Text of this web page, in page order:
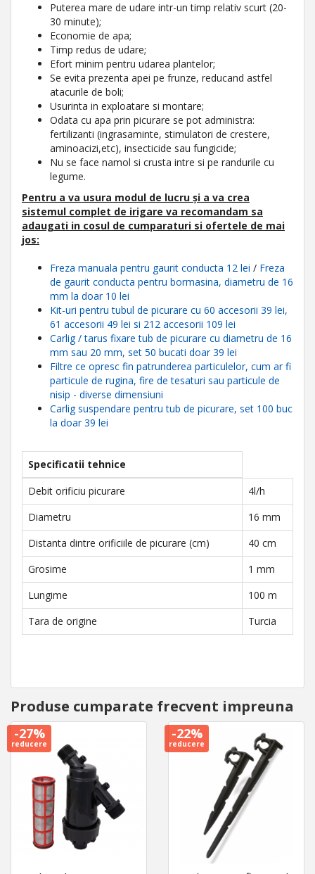
Puterea mare de udare intr-un timp relativ scurt (20-
30 minute);
Economie de apa;
Timp redus de udare;
Efort minim pentru udarea plantelor;
Se evita prezenta apei pe frunze, reducand astfel
atacurile de boli;
Usurinta in exploatare si montare;
Odata cu apa prin picurare se pot administra:
fertilizanti (ingrasaminte, stimulatori de crestere,
aminoacizi,etc), insecticide sau fungicide;
Nu se face namol si crusta intre si pe randurile cu
legume.
Pentru a va usura modul de lucru și a va crea
sistemul complet de irigare va recomandam sa
adaugati in cosul de cumparaturi si ofertele de mai
jos:
Freza manuala pentru gaurit conducta 12 lei / Freza
de gaurit conducta pentru bormasina, diametru de 16
mm la doar 10 lei
Kit-uri pentru tubul de picurare cu 60 accesorii 39 lei,
61 accesorii 49 lei si 212 accesorii 109 lei
Carlig / tarus fixare tub de picurare cu diametru de 16
mm sau 20 mm, set 50 bucati doar 39 lei
Filtre ce opresc fin patrunderea particulelor, cum ar fi
particule de rugina, fire de tesaturi sau particule de
nisip - diverse dimensiuni
Carlig suspendare pentru tub de picurare, set 100 buc
la doar 39 lei
Specificatii tehnice
Debit orificiu picurare
4l/h
Diametru
16 mm
Distanta dintre orificiile de picurare (cm)
40 cm
Grosime
1 mm
Lungime
100 m
Tara de origine
Turcia
Produse cumparate frecvent impreuna
-27%
reducere
-22%
reducere